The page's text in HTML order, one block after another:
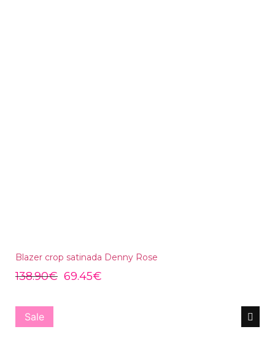
Blazer crop satinada Denny Rose
138.90€ 69.45€
Sale